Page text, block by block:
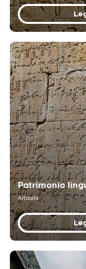
Patrimonio
Articolo